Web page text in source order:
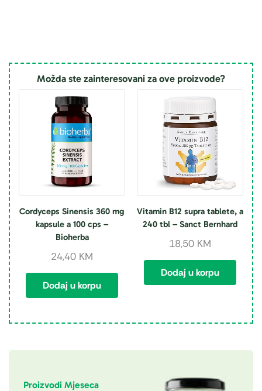
Možda ste zainteresovani za ove proizvode?
Cordyceps Sinensis 360 mg
kapsule a 100 cps –
Bioherba
24,40 KM
Dodaj u korpu
Vitamin B12 supra tablete, a
240 tbl – Sanct Bernhard
18,50 KM
Dodaj u korpu
Proizvodi Mjeseca